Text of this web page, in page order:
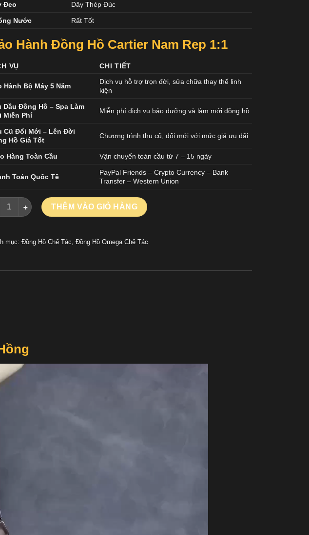
Đeo Dây Thép Đúc
Nước Rất Tốt
Hành Đồng Hồ Cartier Nam Rep 1:1
VỤ CHI TIẾT
Hành Bộ Máy 5 Năm
Dịch vụ hỗ trợ trọn đời, sửa chữa thay thế linh
kiện
Dầu Đồng Hồ – Spa Làm
Miễn Phí
Miễn phí dịch vụ bảo dưỡng và làm mới đồng hồ
Cũ Đổi Mới – Lên Đời
Hồ Giá Tốt
Chương trình thu cũ, đổi mới với mức giá ưu đãi
Hàng Toàn Cầu Vận chuyển toàn cầu từ 7 – 15 ngày
Toán Quốc Tế
PayPal Friends – Crypto Currency – Bank
Transfer – Western Union
Hồ Omega Constellation Demi Hồng Replica Cao Cấp Nhà Máy OM+ 38mm số lượng
THÊM VÀO GIỎ HÀNG
mục: Đồng Hồ Chế Tác Đồng Hồ Omega Chế Tác